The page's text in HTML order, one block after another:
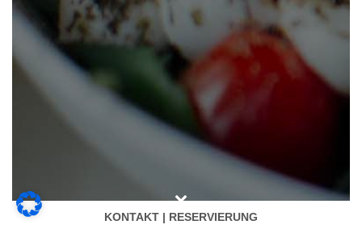
KONTAKT | RESERVIERUNG